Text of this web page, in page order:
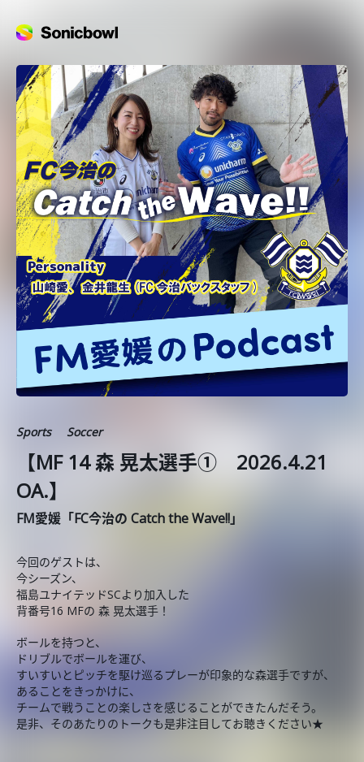
Sports Soccer
【MF 14 森 晃太選手① 2026.4.21
OA.】
FM愛媛「FC今治の Catch the Wave!!」
今回のゲストは、
今シーズン、
福島ユナイテッドSCより加入した
背番号16 MFの 森 晃太選手！
ボールを持つと、
ドリブルでボールを運び、
すいすいとピッチを駆け巡るプレーが印象的な森選手ですが、
あることをきっかけに、
チームで戦うことの楽しさを感じることができたんだそう。
是非、そのあたりのトークも是非注目してお聴きください★